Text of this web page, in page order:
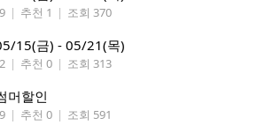
| 추천 1 | 조회 370
15(금) - 05/21(목)
| 추천 0 | 조회 313
머할인
| 추천 0 | 조회 591